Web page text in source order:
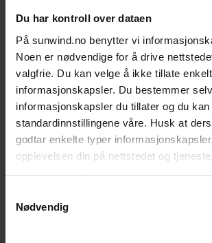
Du har kontroll over dataen
På sunwind.no benytter vi
Noen er nødvendige for å drive
valgfrie. Du kan velge å ikke tillate
informasjonskapsler. Du bestemmer
informasjonskapsler du tillater og du kan
standardinnstillingene våre. Husk at
godtar enkelte typer
opplevelsen din på nettstedet og
Les mer om vårcookiepolicyher. Les
Nødvendig
Click & Collect
Fraktfritt till våra återförsäljare